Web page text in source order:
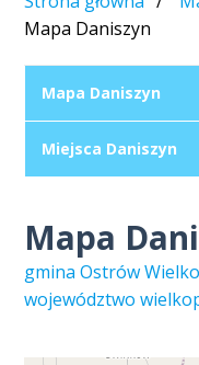
Mapa Daniszyn
Mapa Daniszyn
Miejsca Daniszyn
Mapa
gmina Ostrów
województwo